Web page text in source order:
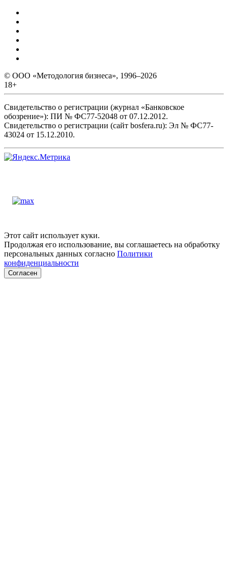
© ООО «Методология бизнеса», 1996–2026
18+
Свидетельство о регистрации (журнал «Банковское
обозрение»): ПИ № ФС77-52048 от 07.12.2012.
Свидетельство о регистрации (сайт bosfera.ru): Эл № ФС77-
43024 от 15.12.2010.
Этот сайт использует куки.
Продолжая его использование, вы соглашаетесь на обработку
персональных данных согласно Политики
конфиденциальности
Согласен